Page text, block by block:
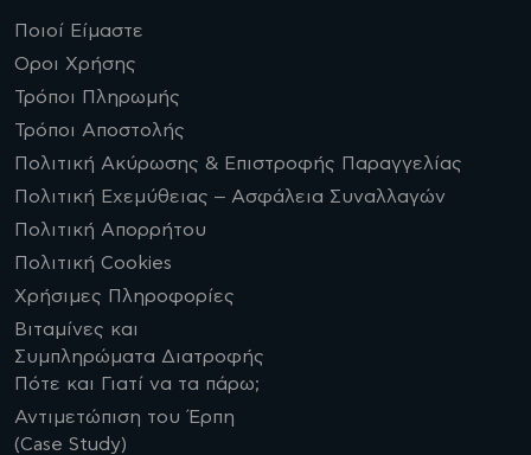
Ποιοί Είμαστε
Οροι Χρήσης
Τρόποι Πληρωμής
Τρόποι Αποστολής
Πολιτική Ακύρωσης & Επιστροφής Παραγγελίας
Πολιτική Εχεμύθειας – Ασφάλεια Συναλλαγών
Πολιτική Απορρήτου
Πολιτική Cookies
Χρήσιμες Πληροφορίες
Βιταμίνες και
Συμπληρώματα Διατροφής
Πότε και Γιατί να τα πάρω;
Αντιμετώπιση του Έρπη
(Case Study)